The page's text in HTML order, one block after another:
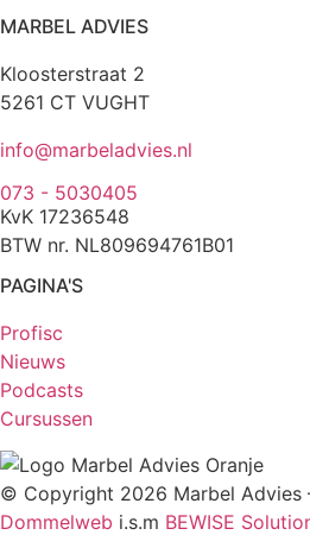
MARBEL ADVIES
Kloosterstraat 2
5261 CT VUGHT
info@marbeladvies.nl
073 - 5030405
KvK 17236548
BTW nr. NL809694761B01
PAGINA'S
Profisc
Nieuws
Podcasts
Cursussen
© Copyright 2026 Marbel Advies
Dommelweb i.s.m BEWISE